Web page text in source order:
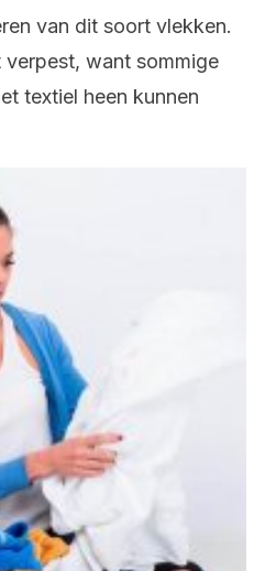
van dit soort vlekken.
want sommige
textiel heen kunnen